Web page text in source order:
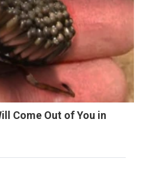
Come Out of You in